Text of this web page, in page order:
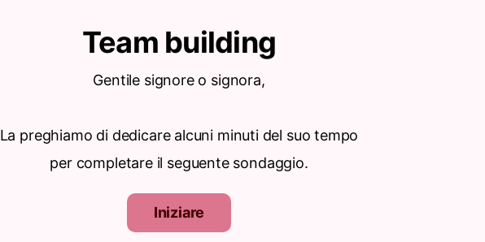
Team building
Gentile signore o signora,
La preghiamo di dedicare alcuni minuti del suo tempo
per completare il seguente sondaggio.
Iniziare